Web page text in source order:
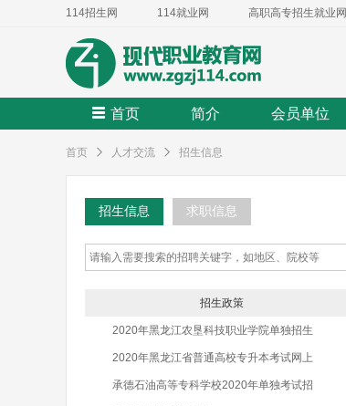
114招生网 114就业网 高职高专招生就业网
首页 简介 会员单位
首页 人才交流 招生信息
招生信息 求职信息
招生政策
2020年黑龙江农垦科技职业学院单独招生
2020年黑龙江省普通高校专升本考试网上
承德石油高等专科学校2020年单独考试招